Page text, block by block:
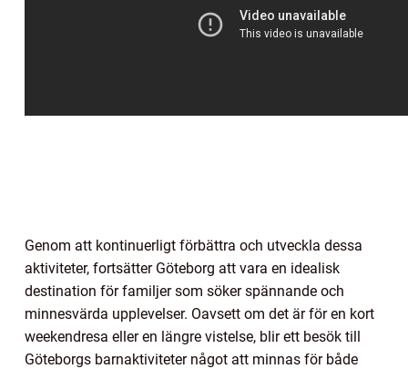
Genom att kontinuerligt förbättra och utveckla dessa
aktiviteter, fortsätter Göteborg att vara en idealisk
destination för familjer som söker spännande och
minnesvärda upplevelser. Oavsett om det är för en kort
weekendresa eller en längre vistelse, blir ett besök till
Göteborgs barnaktiviteter något att minnas för både